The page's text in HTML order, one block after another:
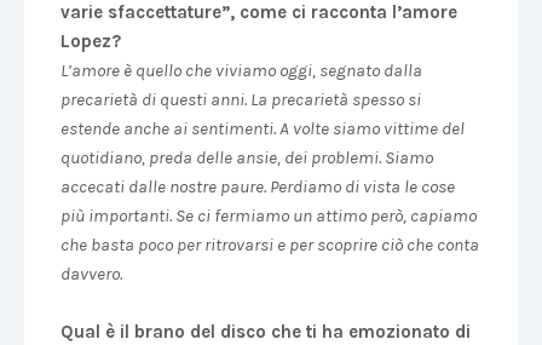
varie sfaccettature”, come ci racconta l’amore
Lopez?
L’amore è quello che viviamo oggi, segnato dalla
precarietà di questi anni. La precarietà spesso si
estende anche ai sentimenti. A volte siamo vittime del
quotidiano, preda delle ansie, dei problemi. Siamo
accecati dalle nostre paure. Perdiamo di vista le cose
più importanti. Se ci fermiamo un attimo però, capiamo
che basta poco per ritrovarsi e per scoprire ciò che conta
davvero.
Qual è il brano del disco che ti ha emozionato di